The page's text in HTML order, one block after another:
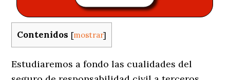
Contenidos [mostrar]
Estudiaremos a fondo las cualidades del